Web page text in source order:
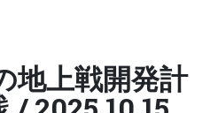
地上戦開発計